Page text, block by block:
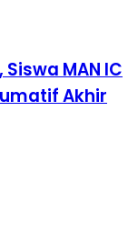
MAN IC
Akhir